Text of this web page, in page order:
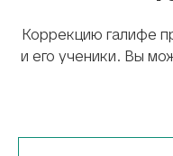
Коррекцию галифе
и его ученики. Вы